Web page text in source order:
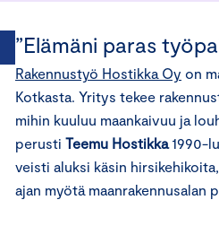
”Elämäni paras
Rakennustyö Hostikka Oy on
Kotkasta. Yritys tekee
mihin kuuluu maankaivuu ja
perusti Teemu Hostikka1990-
veisti aluksi käsin
ajan myötä maanrakennusalan